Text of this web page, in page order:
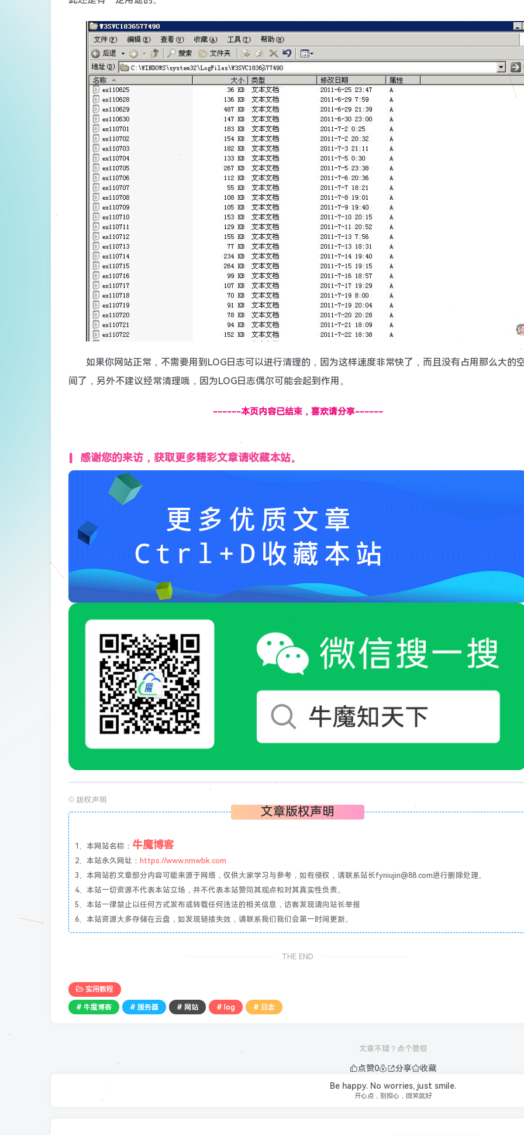
如果你网站正常，不需要用到LOG日志可以进行清理的，因为这样速度非常快了，而且没有占用那么大的
间了，另外不建议经常清理哦，因为LOG日志偶尔可能会起到作用。
------本页内容已结束，喜欢请分享------
感谢您的来访，获取更多精彩文章请收藏本站。
© 版权声明
文章版权声明
1、本网站名称： 牛魔博客
2、本站永久网址： https://www.nmwbk.com
3、本网站的文章部分内容可能来源于网络，仅供大家学习与参考，如有侵权，请联系站长fyniujin@88.com进行删除处理。
4、本站一切资源不代表本站立场，并不代表本站赞同其观点和对其真实性负责。
5、本站一律禁止以任何方式发布或转载任何违法的相关信息，访客发现请向站长举报
6、本站资源大多存储在云盘，如发现链接失效，请联系我们我们会第一时间更新。
THE END
实用教程
# 牛魔博客 # 服务器 # 网站 # log # 日志
文章不错？点个赞呗
点赞0 分享
收藏
Be happy. No worries, just smile.
开心点，别担心，微笑就好